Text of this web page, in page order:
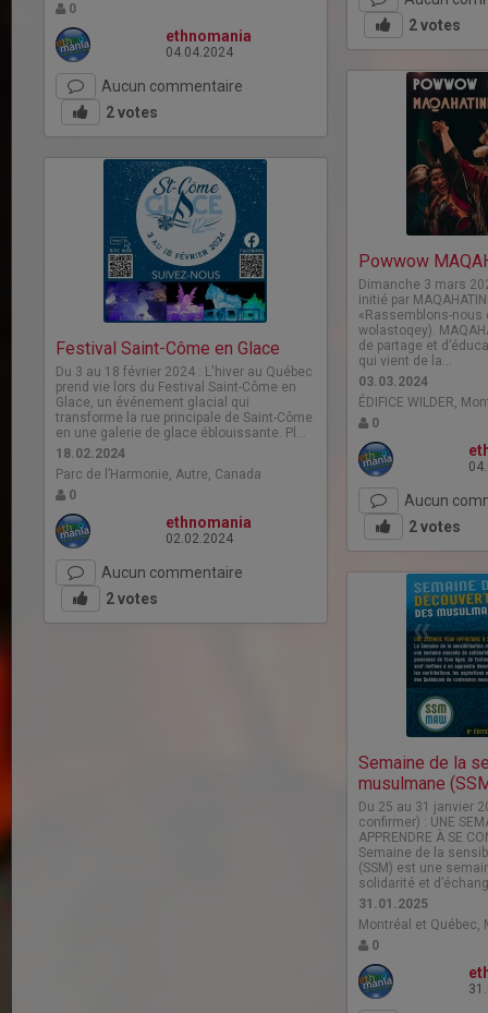
2votes
0
ethnomania
04.04.2024
Aucun commentaire
2votes
Powwow
Dimanche 3 mars
initié par
«Rassemblons-nous
wolastoqey).
de partage et
qui vient de la…
03.03.2024
ÉDIFICE WILDER,
0
Aucun
2votes
Festival Saint-Côme en Glace
Du 3 au 18 février 2024 : L'hiver au Québec
prend vie lors du Festival Saint-Côme en
Glace, un événement glacial qui
transforme la rue principale de Saint-Côme
en une galerie de glace éblouissante. Pl…
18.02.2024
Parc de l’Harmonie, Autre, Canada
0
ethnomania
02.02.2024
Aucun commentaire
2votes
Semaine de la
musulmane
Du 25 au 31 janvier
confirmer) : UNE
APPRENDRE À SE
Semaine de la
(SSM) est une
solidarité et
31.01.2025
Montréal et Québec,
0